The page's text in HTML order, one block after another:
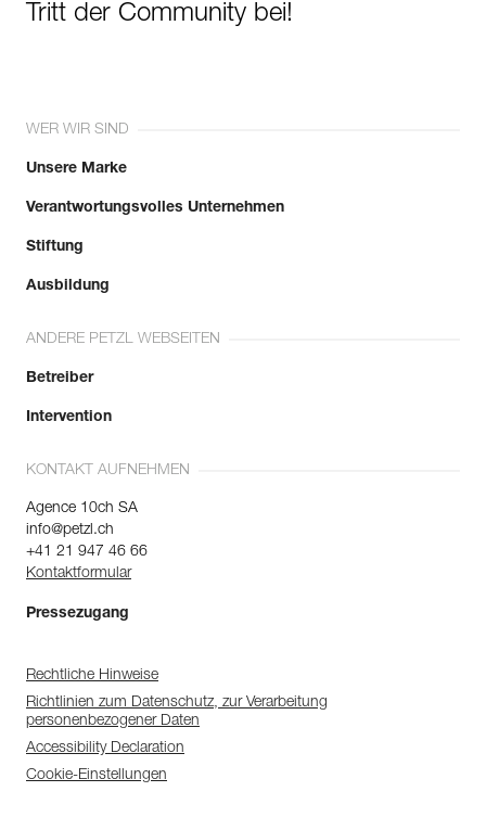
Tritt der Community bei!
WER WIR SIND
Unsere Marke
Verantwortungsvolles Unternehmen
Stiftung
Ausbildung
ANDERE PETZL WEBSEITEN
Betreiber
Intervention
KONTAKT AUFNEHMEN
Agence 10ch SA
info@petzl.ch
+41 21 947 46 66
Kontaktformular
Pressezugang
Rechtliche Hinweise
Richtlinien zum Datenschutz, zur Verarbeitung
personenbezogener Daten
Accessibility Declaration
Cookie-Einstellungen